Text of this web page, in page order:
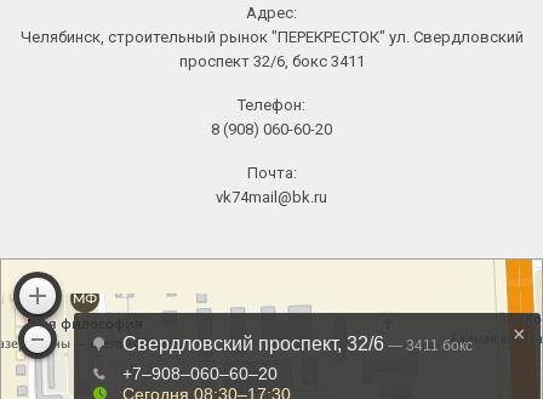
Адрес:
Челябинск, строительный рынок "ПЕРЕКРЕСТОК" ул. Свердловский
проспект 32/6, бокс 3411
Телефон:
8 (908) 060-60-20
Почта:
vk74mail@bk.ru